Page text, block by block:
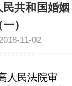
共和国婚姻
）
11-02
人民法院审